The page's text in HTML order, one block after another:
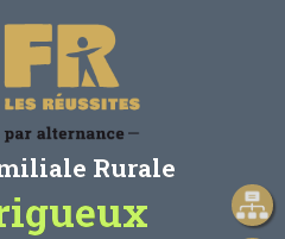
Rurale